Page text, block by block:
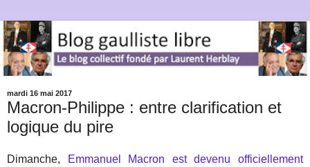
mardi 16 mai 2017
Macron-Philippe : entre clarification et
logique du pire
Dimanche,
Emmanuel Macron est devenu officiellement